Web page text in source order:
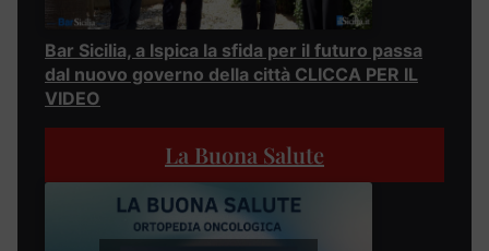
Bar Sicilia, a Ispica la sfida per il futuro passa
dal nuovo governo della città CLICCA PER IL
VIDEO
La Buona Salute